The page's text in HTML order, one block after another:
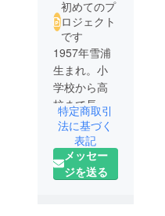
初めてのプ
ロジェクト
です
1957年雪浦
生まれ。小
学校から高
校まで長崎
市。1983年
10月から3年
間青年海外
協力隊とし
特定商取引
法に基づく
表記
メッセー
ジを送る